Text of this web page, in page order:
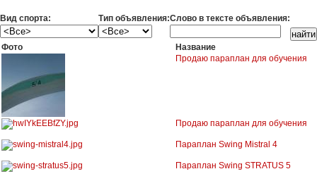
Вид спорта: Тип объявления:Слово в тексте объявления:
Фото
Название
Продаю параплан для обучения
Продаю параплан для обучения
Параплан Swing Mistral 4
Параплан Swing STRATUS 5